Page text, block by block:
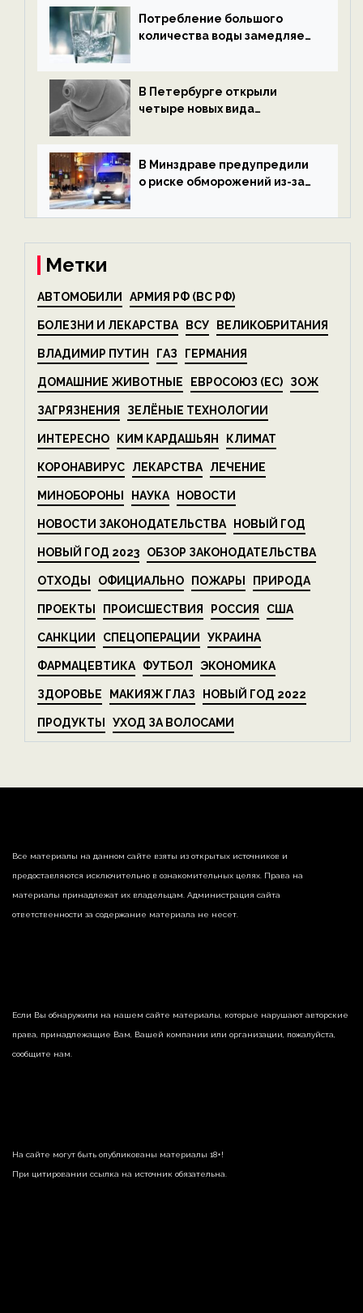
Потребление большого
количества воды замедляет
В Петербурге открыли
четыре новых вида
экологии на ECOportal
В Минздраве предупредили
о риске обморожений из-за
на ECOportal
Метки
АВТОМОБИЛИ АРМИЯ РФ (ВС РФ)
БОЛЕЗНИ И ЛЕКАРСТВА ВСУ ВЕЛИКОБРИТАНИЯ
ВЛАДИМИР ПУТИН ГАЗ ГЕРМАНИЯ
ДОМАШНИЕ ЖИВОТНЫЕ ЕВРОСОЮЗ (ЕС) ЗОЖ
ЗАГРЯЗНЕНИЯ ЗЕЛЁНЫЕ ТЕХНОЛОГИИ
ИНТЕРЕСНО КИМ КАРДАШЬЯН КЛИМАТ
КОРОНАВИРУС ЛЕКАРСТВА ЛЕЧЕНИЕ
МИНОБОРОНЫ НАУКА НОВОСТИ
НОВОСТИ ЗАКОНОДАТЕЛЬСТВА НОВЫЙ ГОД
НОВЫЙ ГОД 2023 ОБЗОР ЗАКОНОДАТЕЛЬСТВА
ОТХОДЫ ОФИЦИАЛЬНО ПОЖАРЫ ПРИРОДА
ПРОЕКТЫ ПРОИСШЕСТВИЯ РОССИЯ США
САНКЦИИ СПЕЦОПЕРАЦИИ УКРАИНА
ФАРМАЦЕВТИКА ФУТБОЛ ЭКОНОМИКА
ЗДОРОВЬЕ МАКИЯЖ ГЛАЗ НОВЫЙ ГОД 2022
ПРОДУКТЫ УХОД ЗА ВОЛОСАМИ
Все материалы на данном сайте взяты из открытых источников и
предоставляются исключительно в ознакомительных целях. Права на
материалы принадлежат их владельцам. Администрация сайта
ответственности за содержание материала не несет.
Если Вы обнаружили на нашем сайте материалы, которые нарушают авторские
права, принадлежащие Вам, Вашей компании или организации, пожалуйста,
сообщите нам.
На сайте могут быть опубликованы материалы 18+!
При цитировании ссылка на источник обязательна.